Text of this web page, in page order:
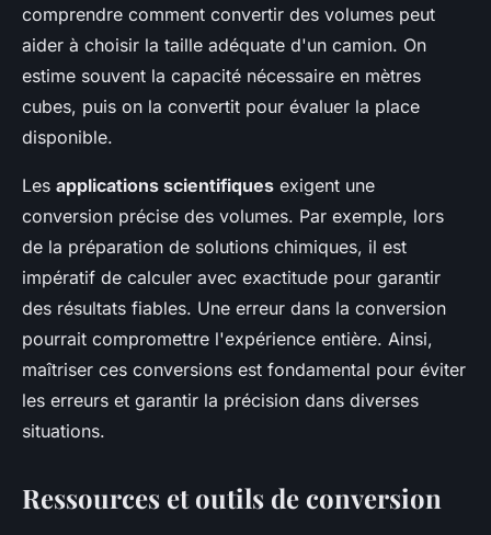
comprendre comment convertir des volumes peut
aider à choisir la taille adéquate d'un camion. On
estime souvent la capacité nécessaire en mètres
cubes, puis on la convertit pour évaluer la place
disponible.
Les applications scientifiques exigent une
conversion précise des volumes. Par exemple, lors
de la préparation de solutions chimiques, il est
impératif de calculer avec exactitude pour garantir
des résultats fiables. Une erreur dans la conversion
pourrait compromettre l'expérience entière. Ainsi,
maîtriser ces conversions est fondamental pour éviter
les erreurs et garantir la précision dans diverses
situations.
Ressources et outils de conversion